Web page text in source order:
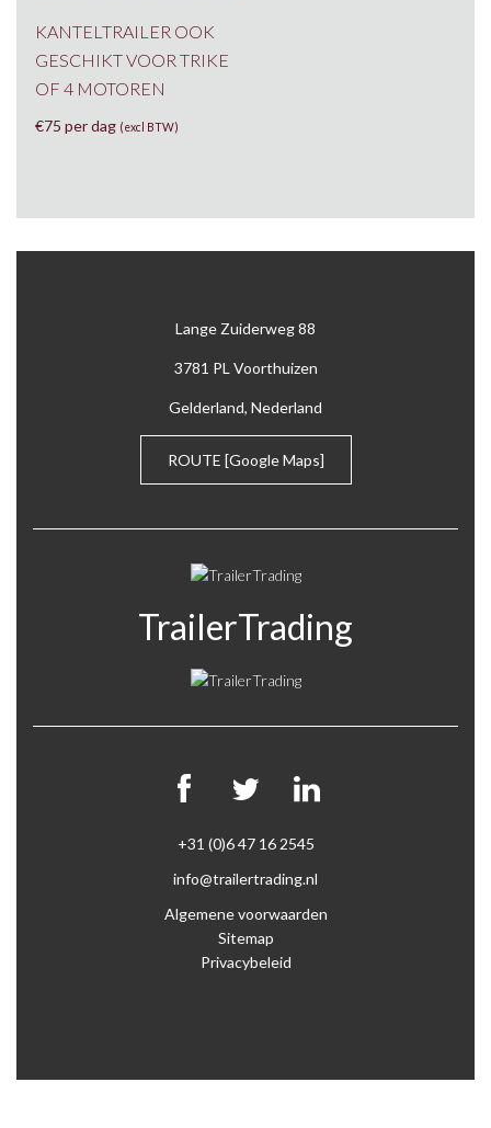
Verdonk
Witteveen
Woodford
2700 kg
3000 kg
3500 kg
495
605
645
KANTELTRAILER OOK
GESCHIKT VOOR TRIKE
OF 4 MOTOREN
€75 per dag (excl BTW)
Lange Zuiderweg 88
3781 PL Voorthuizen
Gelderland, Nederland
ROUTE [Google Maps]
TrailerTrading
+31 (0)6 47 16 2545
info@trailertrading.nl
Algemene voorwaarden
Sitemap
Privacybeleid